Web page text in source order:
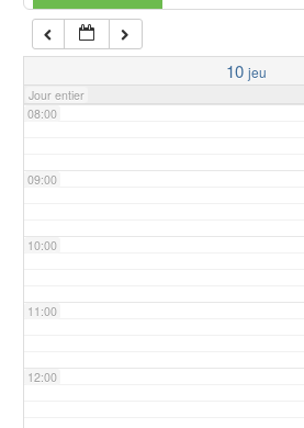
10 jeu
Jour entier
07:00
08:00
09:00
10:00
11:00
12:00